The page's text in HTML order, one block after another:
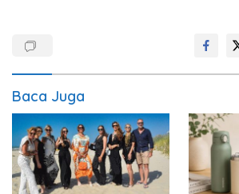
Baca Juga